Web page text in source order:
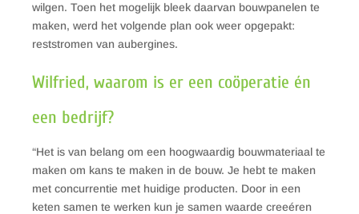
wilgen. Toen het mogelijk bleek daarvan bouwpanelen te
maken, werd het volgende plan ook weer opgepakt:
reststromen van aubergines.
Wilfried, waarom is er een coöperatie én
een bedrijf?
“Het is van belang om een hoogwaardig bouwmateriaal te
maken om kans te maken in de bouw. Je hebt te maken
met concurrentie met huidige producten. Door in een
keten samen te werken kun je samen waarde creeéren